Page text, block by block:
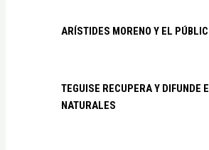
ARÍSTIDES MORENO Y EL
TEGUISE RECUPERA Y DIFUNDE
NATURALES